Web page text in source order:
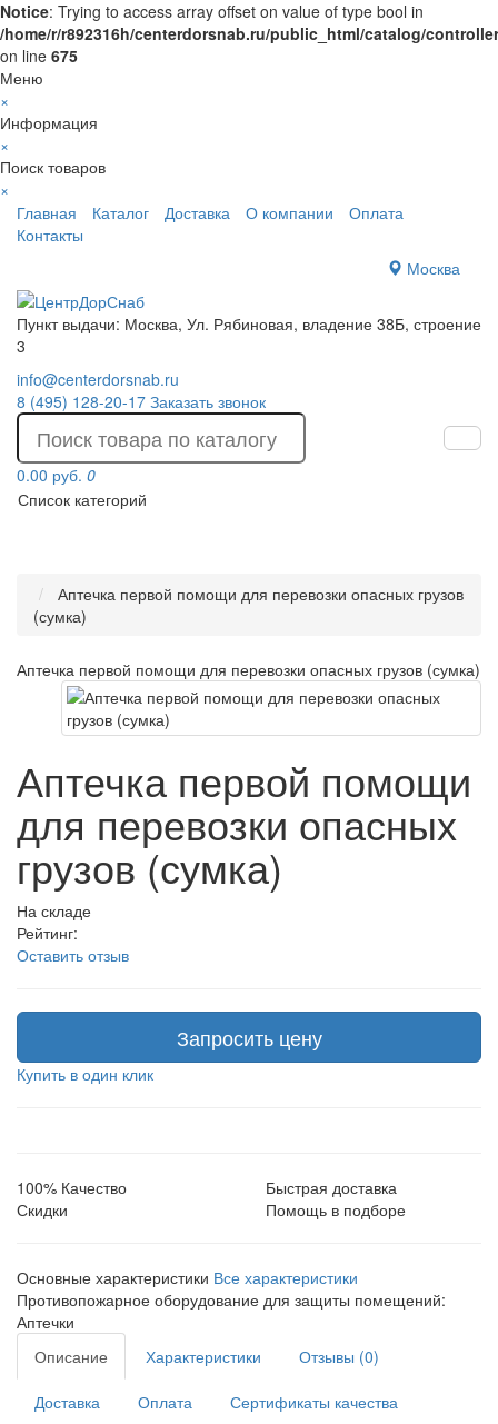
Notice: Trying to access array offset on value of type bool in
/home/r/r892316h/centerdorsnab.ru/public_html/catalog/
on line 675
Меню
×
Информация
×
Поиск товаров
×
Главная
Каталог Доставка О компании
Оплата
Контакты
Москва
Пункт выдачи: Москва, Ул. Рябиновая, владение 38Б, строение
3
info@centerdorsnab.ru
8 (495) 128-20-17 Заказать звонок
0.00 руб. 0
Список категорий
Аптечка первой помощи для перевозки опасных грузов
(сумка)
Аптечка первой помощи для перевозки опасных грузов (сумка)
Аптечка первой помощи
для перевозки опасных
грузов (сумка)
На складе
Рейтинг:
Оставить отзыв
Запросить цену
Купить в один клик
100% Качество
Быстрая доставка
Скидки
Помощь в подборе
Основные характеристики Все характеристики
Противопожарное оборудование для защиты помещений:
Аптечки
Описание
Характеристики Отзывы (0)
Доставка Оплата
Сертификаты качества